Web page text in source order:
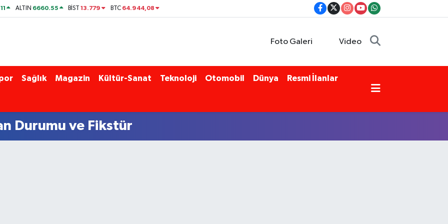
ALTIN 6660.55 BİST13.779 BTC 64.944,08
Foto Galeri Video
Sağlık Magazin Kültür-Sanat Teknoloji Otomobil Dünya Resmi İlanlar
Durumu ve Fikstür